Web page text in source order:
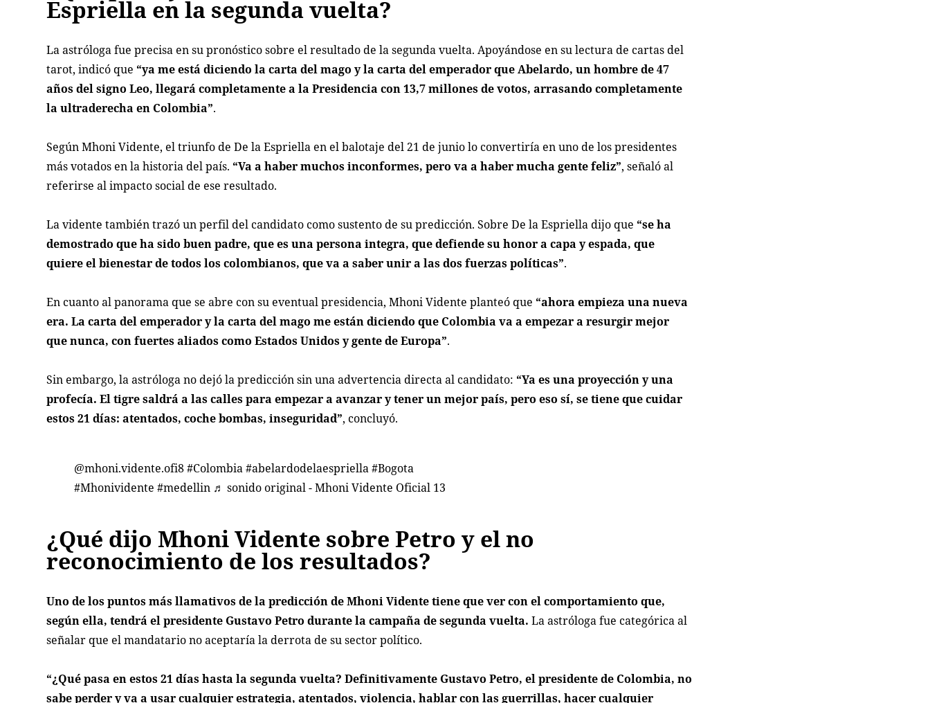
Espriella en la segunda vuelta?
La astróloga fue precisa en su pronóstico sobre el resultado de la segunda vuelta. Apoyándose en su lectura de cartas del
tarot, indicó que “ya me está diciendo la carta del mago y la carta del emperador que Abelardo, un hombre de 47
años del signo Leo, llegará completamente a la Presidencia con 13,7 millones de votos, arrasando completamente
la ultraderecha en Colombia”.
Según Mhoni Vidente, el triunfo de De la Espriella en el balotaje del 21 de junio lo convertiría en uno de los presidentes
más votados en la historia del país. “Va a haber muchos inconformes, pero va a haber mucha gente feliz”, señaló al
referirse al impacto social de ese resultado.
La vidente también trazó un perfil del candidato como sustento de su predicción. Sobre De la Espriella dijo que “se ha
demostrado que ha sido buen padre, que es una persona integra, que defiende su honor a capa y espada, que
quiere el bienestar de todos los colombianos, que va a saber unir a las dos fuerzas políticas”.
En cuanto al panorama que se abre con su eventual presidencia, Mhoni Vidente planteó que “ahora empieza una nueva
era. La carta del emperador y la carta del mago me están diciendo que Colombia va a empezar a resurgir mejor
que nunca, con fuertes aliados como Estados Unidos y gente de Europa”.
Sin embargo, la astróloga no dejó la predicción sin una advertencia directa al candidato: “Ya es una proyección y una
profecía. El tigre saldrá a las calles para empezar a avanzar y tener un mejor país, pero eso sí, se tiene que cuidar
estos 21 días: atentados, coche bombas, inseguridad”, concluyó.
@mhoni.vidente.ofi8#Colombia#abelardodelaespriella#Bogota
#Mhonividente #medellin ♬ sonido original - Mhoni Vidente Oficial 13
¿Qué dijo Mhoni Vidente sobre Petro y el no
reconocimiento de los resultados?
Uno de los puntos más llamativos de la predicción de Mhoni Vidente tiene que ver con el comportamiento que,
según ella, tendrá el presidente Gustavo Petro durante la campaña de segunda vuelta. La astróloga fue categórica al
señalar que el mandatario no aceptaría la derrota de su sector político.
“¿Qué pasa en estos 21 días hasta la segunda vuelta? Definitivamente Gustavo Petro, el presidente de Colombia, no
sabe perder y va a usar cualquier estrategia, atentados, violencia, hablar con las guerrillas, hacer cualquier